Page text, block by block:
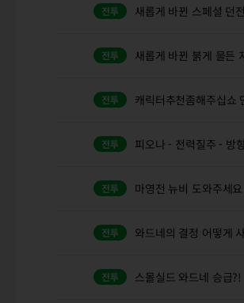
새롭게 바뀐 스페셜 던
새롭게 바뀐 붉게 물든
캐릭터추천좀해주십쇼
피오나 - 전력질주 - 방
마영전 뉴비 도와주세
와드네의 결정 어떻게
스몰실드 와드네 승급?!